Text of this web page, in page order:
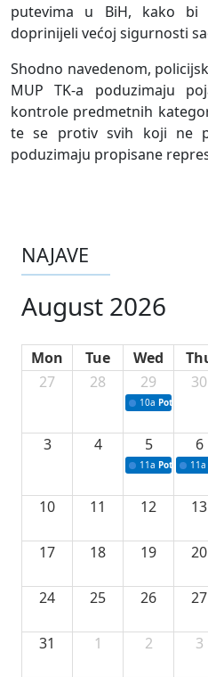
putevima u BiH, kako bi
doprinijeli većoj sigurnosti
Shodno navedenom,
MUP TK-a poduzimaju
kontrole predmetnih
te se protiv svih koji ne
poduzimaju propisane
NAJAVE
August 2026
Mon Tue Wed
27
28 29
10a
30
3 4 5
11a
6
11a
10 11 12 13
17 18 19 20
24 25 26 27
31 1 2 3